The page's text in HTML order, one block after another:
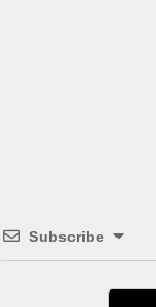
Subscribe